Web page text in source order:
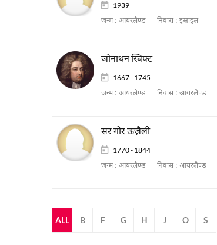
1939
जन्म : आयरलैण्ड निवास : इस्राइल
जोनाथन स्विफ्ट
1667 - 1745
जन्म : आयरलैण्ड निवास : आयरलैण्ड
सर गोर ऊज़ैली
1770 - 1844
जन्म : आयरलैण्ड निवास : आयरलैण्ड
ALL B F G H J O S